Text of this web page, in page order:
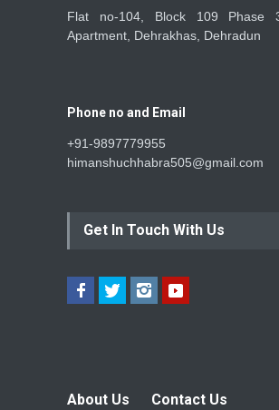
Flat no-104, Block 109 Phase
Apartment, Dehrakhas, Dehradun
Phone no and Email
+91-9897779955
himanshuchhabra505@gmail.com
Get In Touch With Us
About Us
Contact Us